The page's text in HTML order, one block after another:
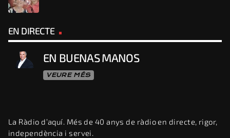
EN DIRECTE
EN BUENAS MANOS
VEURE MÉS
La Ràdio d’aquí. Més de 40 anys de ràdio en directe, rigor,
independència i servei.